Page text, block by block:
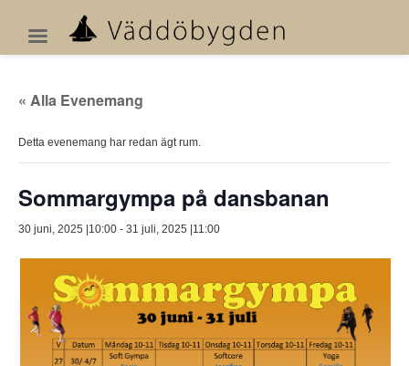
« Alla Evenemang
Detta evenemang har redan ägt rum.
Sommargympa på dansbanan
30 juni, 2025 |10:00 - 31 juli, 2025 |11:00